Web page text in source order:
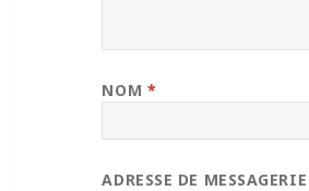
NOM *
ADRESSE DE MESSAGERIE